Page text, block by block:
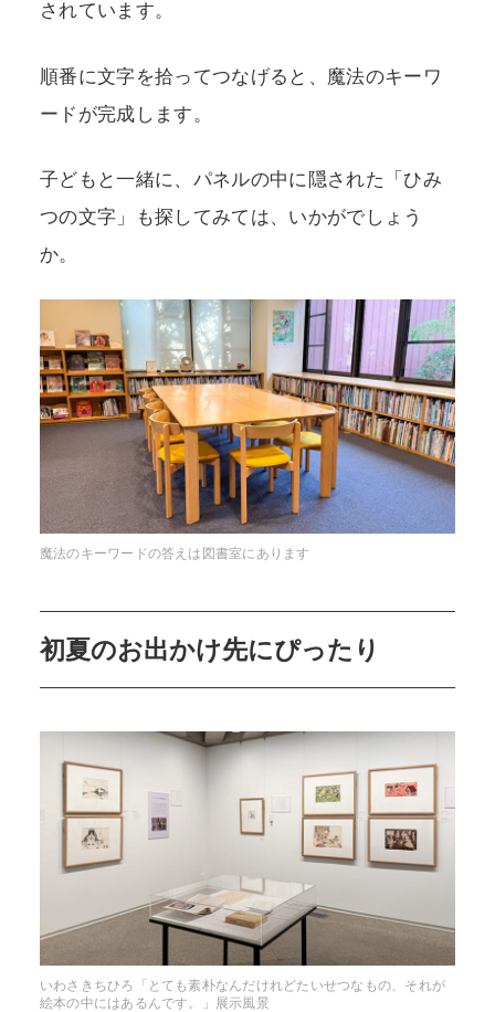
されています。
順番に文字を拾ってつなげると、魔法のキーワ
ードが完成します。
子どもと一緒に、パネルの中に隠された「ひみ
つの文字」も探してみては、いかがでしょう
か。
魔法のキーワードの答えは図書室にあります
初夏のお出かけ先にぴったり
いわさきちひろ「とても素朴なんだけれどたいせつなもの、それが
絵本の中にはあるんです。」展示風景